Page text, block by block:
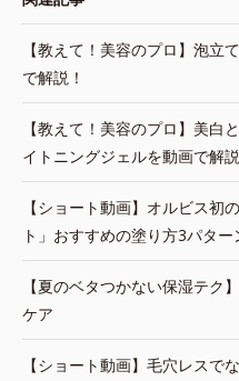
【教えて！美容のプロ】泡立
で解説！
【教えて！美容のプロ】美白
イトニングジェルを動画で解説
【ショート動画】オルビス初
ト」おすすめの塗り方3パター
【夏のベタつかない保湿テク
ケア
【ショート動画】毛穴レスで